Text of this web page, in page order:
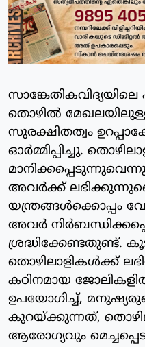
തൊഴില്‍
സുരക്ഷിതത്വം
ഓര്‍മ്മിപ്പിച്ചു.
അവര്‍ക്ക്
യന്ത്രങ്ങള്‍ക്കൊപ്പം
അവര്‍
തൊഴിലാളികള്‍ക്ക്
കഠിനമായ
ഉപയോഗിച്ച്,
കുറയ്ക്കുന്നത്,
ആരോഗ്യവും